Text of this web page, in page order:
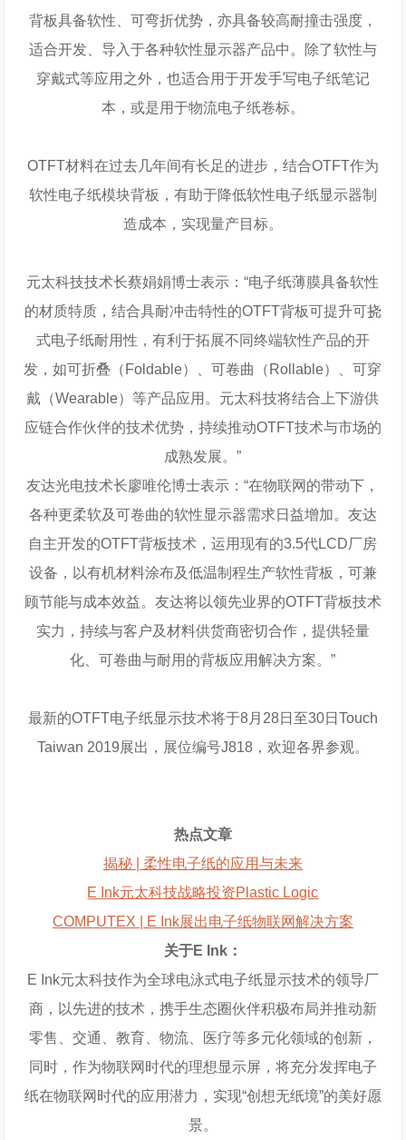
背板具备软性、可弯折优势，亦具备较高耐撞击强度，
适合开发、导入于各种软性显示器产品中。除了软性与
穿戴式等应用之外，也适合用于开发手写电子纸笔记
本，或是用于物流电子纸卷标。
OTFT材料在过去几年间有长足的进步，结合OTFT作为
软性电子纸模块背板，有助于降低软性电子纸显示器制
造成本，实现量产目标。
元太科技技术长蔡娟娟博士表示：“电子纸薄膜具备软性
的材质特质，结合具耐冲击特性的OTFT背板可提升可挠
式电子纸耐用性，有利于拓展不同终端软性产品的开
发，如可折叠（Foldable）、可卷曲（Rollable）、可穿
戴（Wearable）等产品应用。元太科技将结合上下游供
应链合作伙伴的技术优势，持续推动OTFT技术与市场的
成熟发展。”
友达光电技术长廖唯伦博士表示：“在物联网的带动下，
各种更柔软及可卷曲的软性显示器需求日益增加。友达
自主开发的OTFT背板技术，运用现有的3.5代LCD厂房
设备，以有机材料涂布及低温制程生产软性背板，可兼
顾节能与成本效益。友达将以领先业界的OTFT背板技术
实力，持续与客户及材料供货商密切合作，提供轻量
化、可卷曲与耐用的背板应用解决方案。”
最新的OTFT电子纸显示技术将于8月28日至30日Touch
Taiwan 2019展出，展位编号J818，欢迎各界参观。
热点文章
揭秘 | 柔性电子纸的应用与未来
E Ink元太科技战略投资Plastic Logic
COMPUTEX | E Ink展出电子纸物联网解决方案
关于E Ink：
E Ink元太科技作为全球电泳式电子纸显示技术的领导厂
商，以先进的技术，携手生态圈伙伴积极布局并推动新
零售、交通、教育、物流、医疗等多元化领域的创新，
同时，作为物联网时代的理想显示屏，将充分发挥电子
纸在物联网时代的应用潜力，实现“创想无纸境”的美好愿
景。